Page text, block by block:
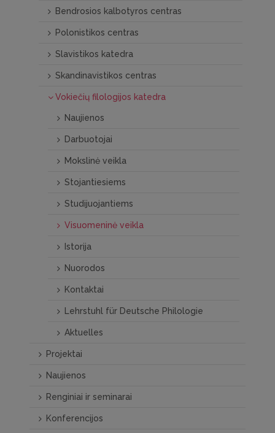
Bendrosios kalbotyros centras
Polonistikos centras
Slavistikos katedra
Skandinavistikos centras
Vokiečių filologijos katedra
Naujienos
Darbuotojai
Mokslinė veikla
Stojantiesiems
Studijuojantiems
Visuomeninė veikla
Istorija
Nuorodos
Kontaktai
Lehrstuhl für Deutsche Philologie
Aktuelles
Projektai
Naujienos
Renginiai ir seminarai
Konferencijos